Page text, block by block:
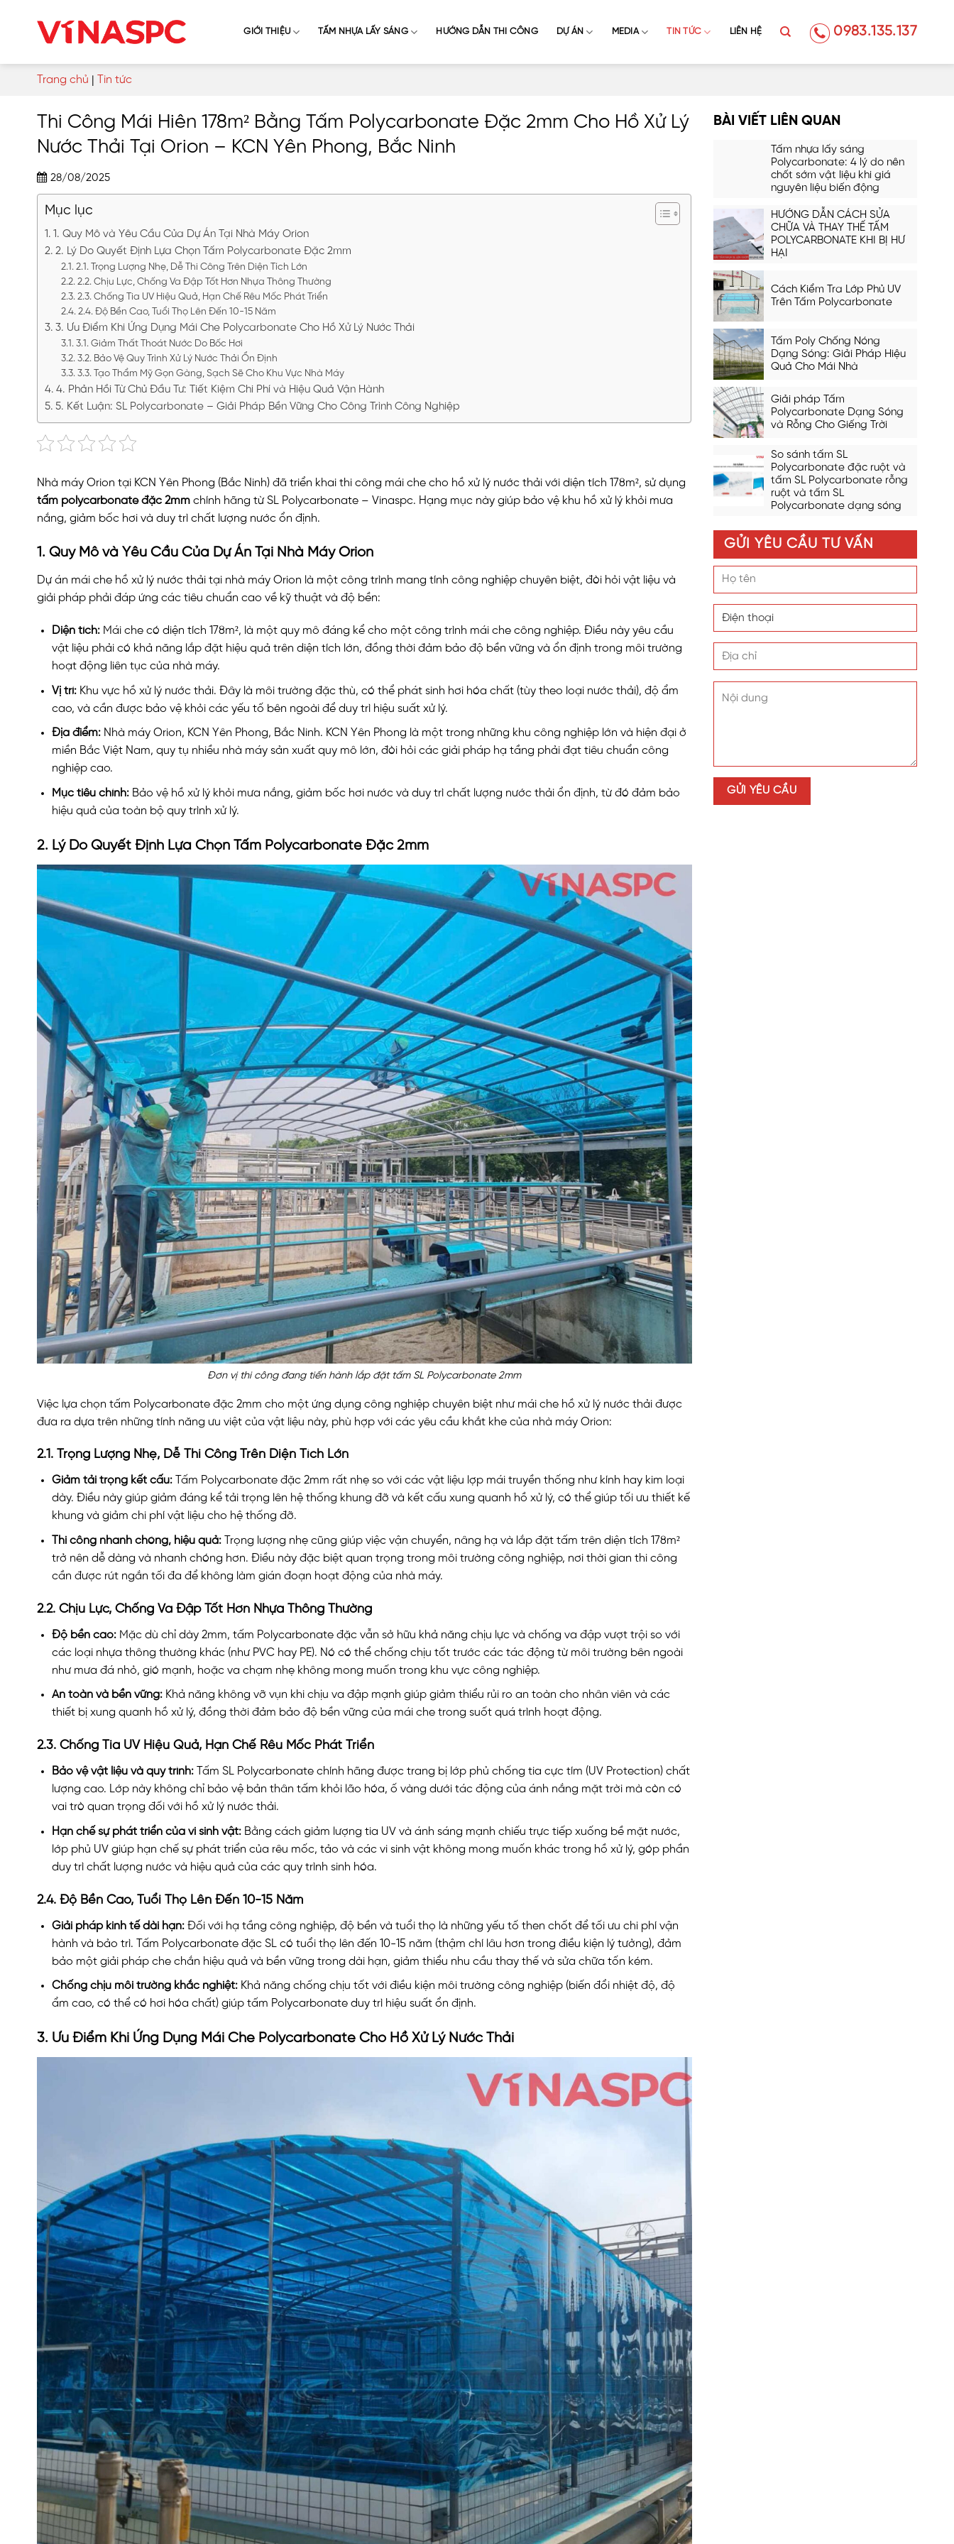
GIỚI THIỆU TẤM NHỰA LẤY SÁNG HƯỚNG DẪN THI CÔNG DỰ ÁN MEDIA TIN TỨC LIÊN HỆ 0983.135.137
Trang chủ | Tin tức
Thi Công Mái Hiên 178m² Bằng Tấm Polycarbonate Đặc 2mm Cho Hồ Xử Lý
Nước Thải Tại Orion – KCN Yên Phong, Bắc Ninh
28/08/2025
Mục lục
1. Quy Mô và Yêu Cầu Của Dự Án Tại Nhà Máy Orion
2. Lý Do Quyết Định Lựa Chọn Tấm Polycarbonate Đặc 2mm
2.1. Trọng Lượng Nhẹ, Dễ Thi Công Trên Diện Tích Lớn
2.2. Chịu Lực, Chống Va Đập Tốt Hơn Nhựa Thông Thường
2.3. Chống Tia UV Hiệu Quả, Hạn Chế Rêu Mốc Phát Triển
2.4. Độ Bền Cao, Tuổi Thọ Lên Đến 10-15 Năm
3. Ưu Điểm Khi Ứng Dụng Mái Che Polycarbonate Cho Hồ Xử Lý Nước Thải
3.1. Giảm Thất Thoát Nước Do Bốc Hơi
3.2. Bảo Vệ Quy Trình Xử Lý Nước Thải Ổn Định
3.3. Tạo Thẩm Mỹ Gọn Gàng, Sạch Sẽ Cho Khu Vực Nhà Máy
4. Phản Hồi Từ Chủ Đầu Tư: Tiết Kiệm Chi Phí và Hiệu Quả Vận Hành
5. Kết Luận: SL Polycarbonate – Giải Pháp Bền Vững Cho Công Trình Công Nghiệp
Nhà máy Orion tại KCN Yên Phong (Bắc Ninh) đã triển khai thi công mái che cho hồ xử lý nước thải với diện tích 178m², sử dụng
tấm polycarbonate đặc 2mm chính hãng từ SL Polycarbonate – Vinaspc. Hạng mục này giúp bảo vệ khu hồ xử lý khỏi mưa
nắng, giảm bốc hơi và duy trì chất lượng nước ổn định.
1. Quy Mô và Yêu Cầu Của Dự Án Tại Nhà Máy Orion
Dự án mái che hồ xử lý nước thải tại nhà máy Orion là một công trình mang tính công nghiệp chuyên biệt, đòi hỏi vật liệu và
giải pháp phải đáp ứng các tiêu chuẩn cao về kỹ thuật và độ bền:
Diện tích:Mái che có diện tích 178m², là một quy mô đáng kể cho một công trình mái che công nghiệp. Điều này yêu cầu
vật liệu phải có khả năng lắp đặt hiệu quả trên diện tích lớn, đồng thời đảm bảo độ bền vững và ổn định trong môi trường
hoạt động liên tục của nhà máy.
Vị trí:Khu vực hồ xử lý nước thải. Đây là môi trường đặc thù, có thể phát sinh hơi hóa chất (tùy theo loại nước thải), độ ẩm
cao, và cần được bảo vệ khỏi các yếu tố bên ngoài để duy trì hiệu suất xử lý.
Địa điểm:Nhà máy Orion, KCN Yên Phong, Bắc Ninh. KCN Yên Phong là một trong những khu công nghiệp lớn và hiện đại ở
miền Bắc Việt Nam, quy tụ nhiều nhà máy sản xuất quy mô lớn, đòi hỏi các giải pháp hạ tầng phải đạt tiêu chuẩn công
nghiệp cao.
Mục tiêu chính:Bảo vệ hồ xử lý khỏi mưa nắng, giảm bốc hơi nước và duy trì chất lượng nước thải ổn định, từ đó đảm bảo
hiệu quả của toàn bộ quy trình xử lý.
2. Lý Do Quyết Định Lựa Chọn Tấm Polycarbonate Đặc 2mm
Đơn vị thi công đang tiến hành lắp đặt tấm SL Polycarbonate 2mm
Việc lựa chọn tấm Polycarbonate đặc 2mm cho một ứng dụng công nghiệp chuyên biệt như mái che hồ xử lý nước thải được
đưa ra dựa trên những tính năng ưu việt của vật liệu này, phù hợp với các yêu cầu khắt khe của nhà máy Orion:
2.1. Trọng Lượng Nhẹ, Dễ Thi Công Trên Diện Tích Lớn
Giảm tải trọng kết cấu:Tấm Polycarbonate đặc 2mm rất nhẹ so với các vật liệu lợp mái truyền thống như kính hay kim loại
dày. Điều này giúp giảm đáng kể tải trọng lên hệ thống khung đỡ và kết cấu xung quanh hồ xử lý, có thể giúp tối ưu thiết kế
khung và giảm chi phí vật liệu cho hệ thống đỡ.
Thi công nhanh chóng, hiệu quả:Trọng lượng nhẹ cũng giúp việc vận chuyển, nâng hạ và lắp đặt tấm trên diện tích 178m²
trở nên dễ dàng và nhanh chóng hơn. Điều này đặc biệt quan trọng trong môi trường công nghiệp, nơi thời gian thi công
cần được rút ngắn tối đa để không làm gián đoạn hoạt động của nhà máy.
2.2. Chịu Lực, Chống Va Đập Tốt Hơn Nhựa Thông Thường
Độ bền cao:Mặc dù chỉ dày 2mm, tấm Polycarbonate đặc vẫn sở hữu khả năng chịu lực và chống va đập vượt trội so với
các loại nhựa thông thường khác (như PVC hay PE). Nó có thể chống chịu tốt trước các tác động từ môi trường bên ngoài
như mưa đá nhỏ, gió mạnh, hoặc va chạm nhẹ không mong muốn trong khu vực công nghiệp.
An toàn và bền vững:Khả năng không vỡ vụn khi chịu va đập mạnh giúp giảm thiểu rủi ro an toàn cho nhân viên và các
thiết bị xung quanh hồ xử lý, đồng thời đảm bảo độ bền vững của mái che trong suốt quá trình hoạt động.
2.3. Chống Tia UV Hiệu Quả, Hạn Chế Rêu Mốc Phát Triển
Bảo vệ vật liệu và quy trình:Tấm SL Polycarbonate chính hãng được trang bị lớp phủ chống tia cực tím (UV Protection) chất
lượng cao. Lớp này không chỉ bảo vệ bản thân tấm khỏi lão hóa, ố vàng dưới tác động của ánh nắng mặt trời mà còn có
vai trò quan trọng đối với hồ xử lý nước thải.
Hạn chế sự phát triển của vi sinh vật:Bằng cách giảm lượng tia UV và ánh sáng mạnh chiếu trực tiếp xuống bề mặt nước,
lớp phủ UV giúp hạn chế sự phát triển của rêu mốc, tảo và các vi sinh vật không mong muốn khác trong hồ xử lý, góp phần
duy trì chất lượng nước và hiệu quả của các quy trình sinh hóa.
2.4. Độ Bền Cao, Tuổi Thọ Lên Đến 10-15 Năm
Giải pháp kinh tế dài hạn:Đối với hạ tầng công nghiệp, độ bền và tuổi thọ là những yếu tố then chốt để tối ưu chi phí vận
hành và bảo trì. Tấm Polycarbonate đặc SL có tuổi thọ lên đến 10-15 năm (thậm chí lâu hơn trong điều kiện lý tưởng), đảm
bảo một giải pháp che chắn hiệu quả và bền vững trong dài hạn, giảm thiểu nhu cầu thay thế và sửa chữa tốn kém.
Chống chịu môi trường khắc nghiệt:Khả năng chống chịu tốt với điều kiện môi trường công nghiệp (biến đổi nhiệt độ, độ
ẩm cao, có thể có hơi hóa chất) giúp tấm Polycarbonate duy trì hiệu suất ổn định.
3. Ưu Điểm Khi Ứng Dụng Mái Che Polycarbonate Cho Hồ Xử Lý Nước Thải
BÀI VIẾT LIÊN QUAN
Tấm nhựa lấy sáng
Polycarbonate: 4 lý do nên
chốt sớm vật liệu khi giá
nguyên liệu biến động
HƯỚNG DẪN CÁCH SỬA
CHỮA VÀ THAY THẾ TẤM
POLYCARBONATE KHI BỊ HƯ
HẠI
Cách Kiểm Tra Lớp Phủ UV
Trên Tấm Polycarbonate
Tấm Poly Chống Nóng
Dạng Sóng: Giải Pháp Hiệu
Quả Cho Mái Nhà
Giải pháp Tấm
Polycarbonate Dạng Sóng
và Rỗng Cho Giếng Trời
So sánh tấm SL
Polycarbonate đặc ruột và
tấm SL Polycarbonate rỗng
ruột và tấm SL
Polycarbonate dạng sóng
GỬI YÊU CẦU TƯ VẤN